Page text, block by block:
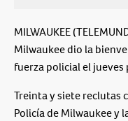
MILWAUKEE
Milwaukee dio la
fuerza policial el jueves
Treinta y siete reclutas
Policía de Milwaukee y